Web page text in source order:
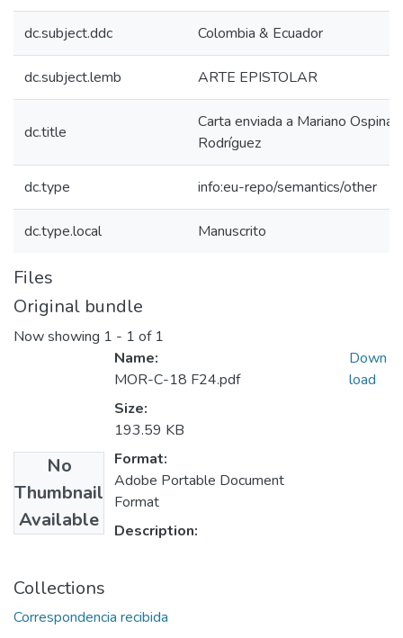
dc.subject.ddc Colombia & Ecuador
dc.subject.lemb ARTE EPISTOLAR
dc.title
Carta enviada a Mariano Ospina
Rodríguez
dc.type info:eu-repo/semantics/other
dc.type.local Manuscrito
Files
Original bundle
Now showing 1 - 1 of 1
No
Thumbnail
Available
Name:
MOR-C-18 F24.pdf
Size:
193.59 KB
Format:
Adobe Portable Document
Format
Description:
Down
load
Collections
Correspondencia recibida